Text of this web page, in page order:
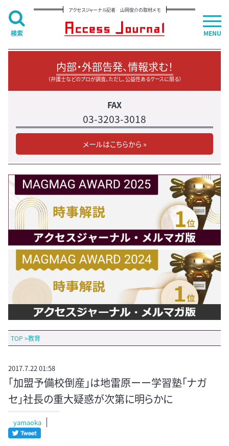
アクセスジャーナル記者 山岡俊介の取材メモ
内部・外部告発、情報求む！
（弁護士などのプロが調査。ただし、公益性あるケースに限る）
FAX
03-3203-3018
メールはこちらから »
TOP >教育
2017.7.22 01:58
「加盟予備校倒産」は地雷原ーー学習塾「ナガ
セ」社長の重大疑惑が次第に明らかに
yamaoka
MENU
検索